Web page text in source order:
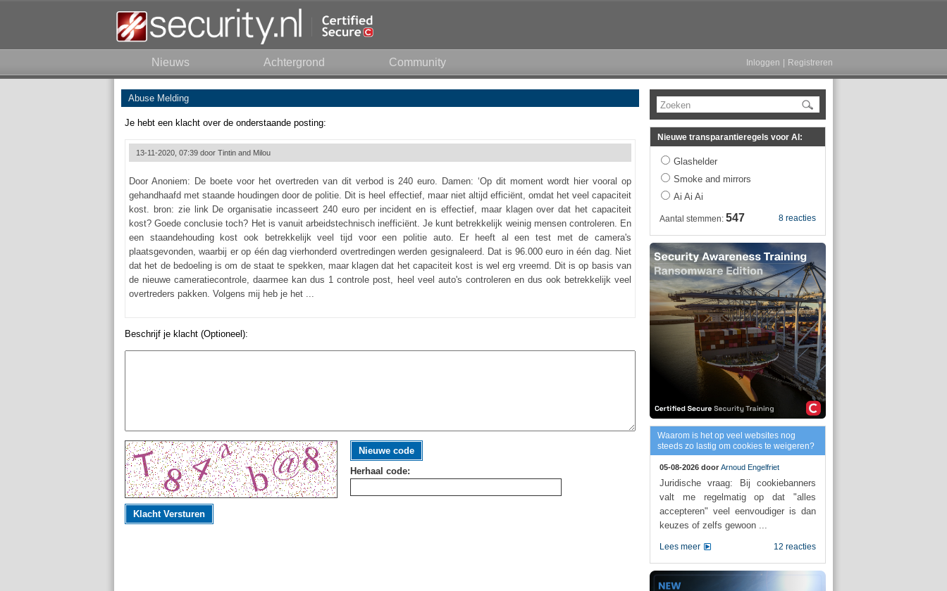
Nieuws Achtergrond Community Inloggen Registreren
Abuse Melding
Je hebt een klacht over de onderstaande posting:
13-11-2020, 07:39 door Tintin and Milou
Door Anoniem: De boete voor het overtreden van dit verbod is 240 euro. Damen: ‘Op dit moment wordt hier vooral op
gehandhaafd met staande houdingen door de politie. Dit is heel effectief, maar niet altijd efficiënt, omdat het veel capaciteit
kost. bron: zie link De organisatie incasseert 240 euro per incident en is effectief, maar klagen over dat het capaciteit
kost? Goede conclusie toch? Het is vanuit arbeidstechnisch inefficiënt. Je kunt betrekkelijk weinig mensen controleren. En
een staandehouding kost ook betrekkelijk veel tijd voor een politie auto. Er heeft al een test met de camera's
plaatsgevonden, waarbij er op één dag vierhonderd overtredingen werden gesignaleerd. Dat is 96.000 euro in één dag. Niet
dat het de bedoeling is om de staat te spekken, maar klagen dat het capaciteit kost is wel erg vreemd. Dit is op basis van
de nieuwe cameratiecontrole, daarmee kan dus 1 controle post, heel veel auto's controleren en dus ook betrekkelijk veel
overtreders pakken. Volgens mij heb je het ...
Beschrijf je klacht (Optioneel):
Nieuwe code
Herhaal code:
Klacht Versturen
Zoeken
Nieuwe transparantieregels voor AI:
Glashelder
Smoke and mirrors
Ai Ai Ai
8 reacties
Aantal stemmen: 547
Waarom is het op veel websites nog
steeds zo lastig om cookies te weigeren?
05-08-2026 door Arnoud Engelfriet
Juridische vraag: Bij cookiebanners
valt me regelmatig op dat "alles
accepteren" veel eenvoudiger is dan
keuzes of zelfs gewoon ...
12 reacties
Lees meer